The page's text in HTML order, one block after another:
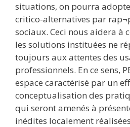
situations, on pourra
critico-alternatives par
sociaux. Ceci nous aidera à
les solutions instituées ne
toujours aux attentes des
professionnels. En ce sens,
espace caractérisé par un
conceptualisation des
qui seront amenés à
inédites localement